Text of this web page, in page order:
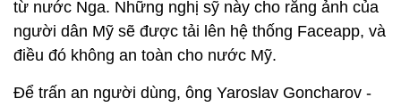
từ nước Nga. Những nghị sỹ này cho rằng ảnh của
người dân Mỹ sẽ được tải lên hệ thống Faceapp, và
điều đó không an toàn cho nước Mỹ.
Để trấn an người dùng, ông Yaroslav Goncharov -